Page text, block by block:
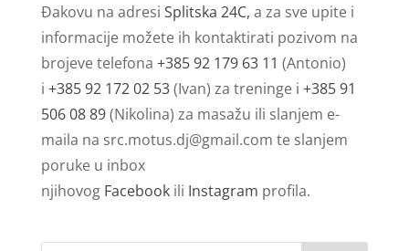
Đakovu na adresi Splitska 24C, a za sve upite i
informacije možete ih kontaktirati pozivom na
brojeve telefona +385 92 179 63 11 (Antonio)
i +385 92 172 02 53(Ivan) za treninge i +385 91
506 08 89(Nikolina) za masažu ili slanjem e-
maila na src.motus.dj@gmail.com te slanjem
poruke u inbox
njihovog Facebookili Instagram profila.